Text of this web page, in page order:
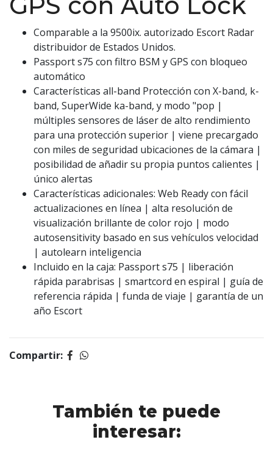
Comparable a la 9500ix. autorizado Escort Radar
distribuidor de Estados Unidos.
Passport s75 con filtro BSM y GPS con bloqueo
automático
Características all-band Protección con X-band, k-
band, SuperWide ka-band, y modo "pop |
múltiples sensores de láser de alto rendimiento
para una protección superior | viene precargado
con miles de seguridad ubicaciones de la cámara |
posibilidad de añadir su propia puntos calientes |
único alertas
Características adicionales: Web Ready con fácil
actualizaciones en línea | alta resolución de
visualización brillante de color rojo | modo
autosensitivity basado en sus vehículos velocidad
| autolearn inteligencia
Incluido en la caja: Passport s75 | liberación
rápida parabrisas | smartcord en espiral | guía de
referencia rápida | funda de viaje | garantía de un
año Escort
Compartir:
También te puede
interesar: